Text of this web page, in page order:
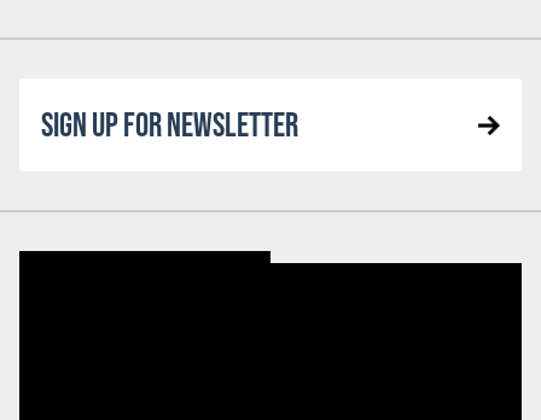
SIGN UP FOR NEWSLETTER